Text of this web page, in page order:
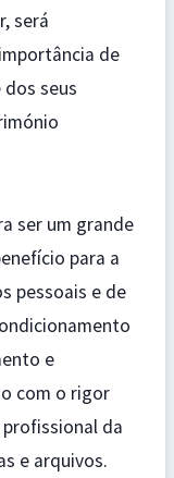
será
de
seus
ser um grande
para a
pessoais e de
e
com o rigor
da
e arquivos.